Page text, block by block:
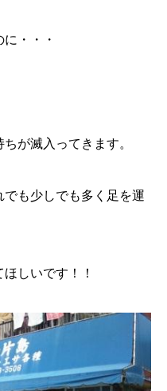
・・・
が滅入ってきます。
も少しでも多く足を運
しいです！！